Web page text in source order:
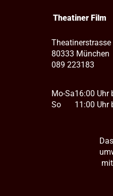
Theatiner Film
Theatinerstrasse
80333 München
089 223183
Mo-Sa
So
16:00 Uhr
11:00 Uhr